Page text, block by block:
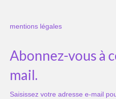
mentions légales
Abonnez-vous à
mail.
Saisissez votre adresse e-mail